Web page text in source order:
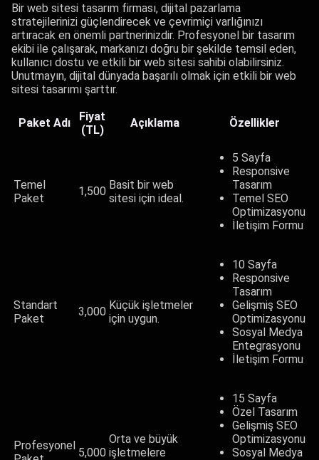
Bir web sitesi tasarım firması, dijital pazarlama
stratejilerinizi güçlendirecek ve çevrimiçi varlığınızı
artıracak en önemli partnerinizdir. Profesyonel bir tasarım
ekibi ile çalışarak, markanızı doğru bir şekilde temsil eden,
kullanıcı dostu ve etkili bir web sitesi sahibi olabilirsiniz.
Unutmayın, dijital dünyada başarılı olmak için etkili bir web
sitesi tasarımı şarttır.
Paket Adı
Fiyat
(TL)
Açıklama Özellikler
Temel
Paket
1,500 Basit bir web
sitesi için ideal.
5 Sayfa
Responsive
Tasarım
Temel SEO
Optimizasyonu
İletişim Formu
Standart
Paket
3,000 Küçük işletmeler
için uygun.
10 Sayfa
Responsive
Tasarım
Gelişmiş SEO
Optimizasyonu
Sosyal Medya
Entegrasyonu
İletişim Formu
Profesyonel
5,000
Orta ve büyük
işletmelere
15 Sayfa
Özel Tasarım
Gelişmiş SEO
Optimizasyonu
Sosyal Medya